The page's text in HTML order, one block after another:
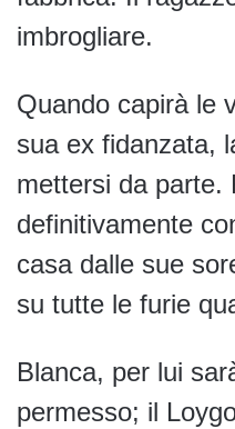
imbrogliare.
Quando capirà le
sua ex fidanzata,
mettersi da parte.
definitivamente
casa dalle sue
su tutte le furie
Blanca, per lui
permesso; il